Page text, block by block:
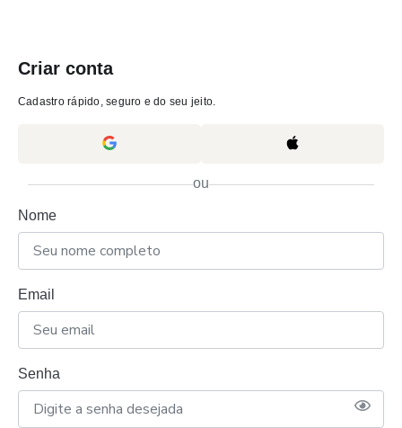
Criar conta
Cadastro rápido, seguro e do seu jeito.
ou
Nome
Email
Senha